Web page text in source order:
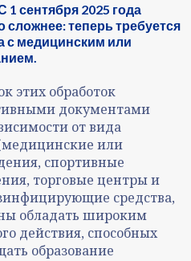
2025 года
теперь требуется
с медицинским или
этих обработок
документами
от вида
или
спортивные
торговые центры и
средства,
обладать широким
действия, способных
образование